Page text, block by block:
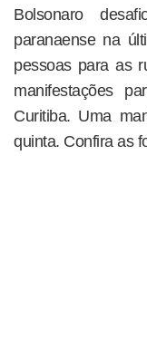
Bolsonaro
paranaense na
pessoas para as
manifestações
Curitiba. Uma
quinta. Confira as